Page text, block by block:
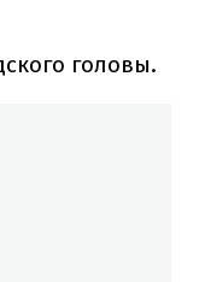
головы.